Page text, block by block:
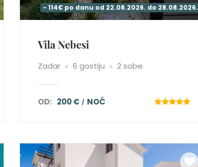
- 114€ po danu od 22.08.2026. do 28.08.2026.
Vila Nebesi
Zadar 6 gostiju 2 sobe
OD: 200 € NOĆ